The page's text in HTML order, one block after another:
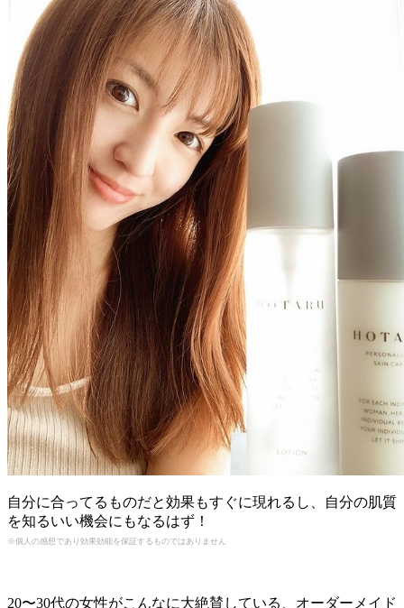
自分に合ってるものだと効果もすぐに現れるし、自分の肌質
を知るいい機会にもなるはず！
※個人の感想であり効果効能を保証するものではありません
20〜30代の女性がこんなに大絶賛している、オーダーメイド